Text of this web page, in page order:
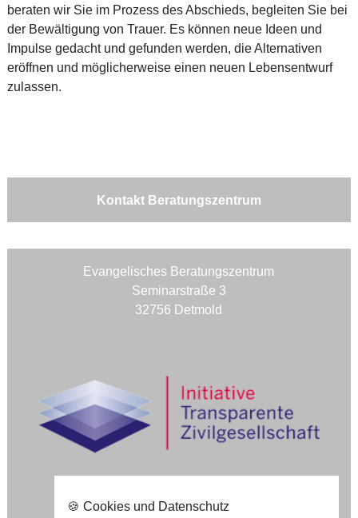
beraten wir Sie im Prozess des Abschieds, begleiten Sie bei
der Bewältigung von Trauer. Es können neue Ideen und
Impulse gedacht und gefunden werden, die Alternativen
eröffnen und möglicherweise einen neuen Lebensentwurf
zulassen.
Kontakt Beratungszentrum
Evangelisches Beratungszentrum
Seminarstraße 3
32756 Detmold
🍪 Cookies und Datenschutz